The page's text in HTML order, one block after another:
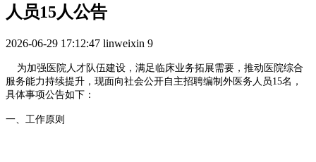
人员15人公告
2026-06-29 17:12:47 linweixin 9
为加强医院人才队伍建设，满足临床业务拓展需要，推动医院综合
服务能力持续提升，现面向社会公开自主招聘编制外医务人员15名，
具体事项公告如下：
一、工作原则